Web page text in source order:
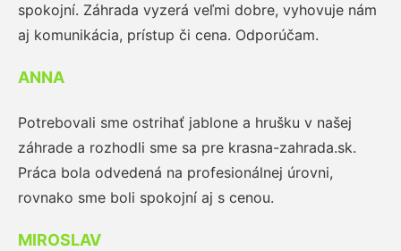
spokojní. Záhrada vyzerá veľmi dobre, vyhovuje nám
aj komunikácia, prístup či cena. Odporúčam.
ANNA
Potrebovali sme ostrihať jablone a hrušku v našej
záhrade a rozhodli sme sa pre krasna-zahrada.sk.
Práca bola odvedená na profesionálnej úrovni,
rovnako sme boli spokojní aj s cenou.
MIROSLAV